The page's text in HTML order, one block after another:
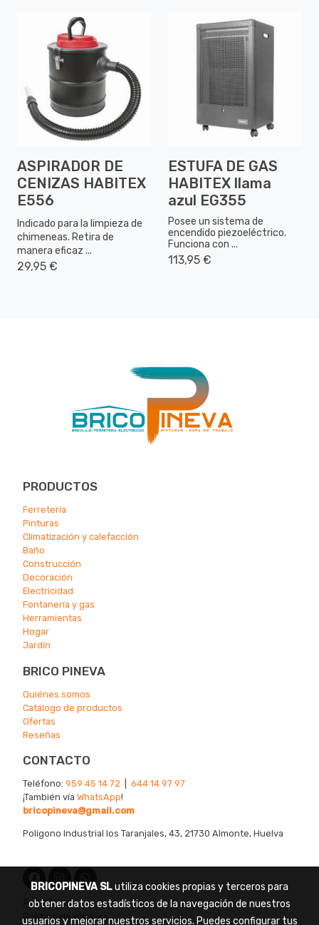
ASPIRADOR DE
CENIZAS HABITEX
E556
Indicado para la limpieza de
chimeneas. Retira de
manera eficaz ...
29,95 €
ESTUFA DE GAS
HABITEX llama
azul EG355
Posee un sistema de
encendido piezoeléctrico.
Funciona con ...
113,95 €
PRODUCTOS
Ferretería
Pinturas
Climatización y calefacción
Baño
Construcción
Decoración
Electricidad
Fontanería y gas
Herramientas
Hogar
Jardín
BRICO PINEVA
Quiénes somos
Catálogo de productos
Ofertas
Reseñas
CONTACTO
Teléfono: 959 45 14 72
644 14 97 97
¡También vía WhatsApp!
bricopineva@gmail.com
Polígono Industrial los Taranjales, 43, 21730 Almonte, Huelva
Aviso legal
Política de cookies
BRICOPINEVA SLutiliza cookies propias y terceros para
obtener datos estadísticos de la navegación de nuestros
usuarios y mejorar nuestros servicios. Puedes configurar tus